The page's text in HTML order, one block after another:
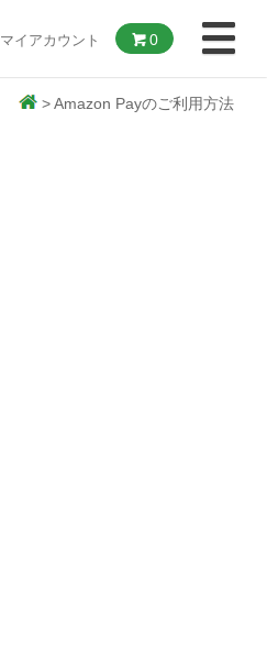
マイアカウント 0
>Amazon Payのご利用方法